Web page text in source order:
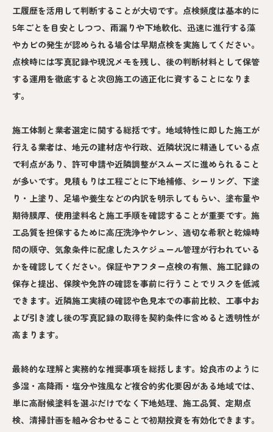
工履歴を活用して判断することが大切です。点検頻度は基本的に
5年ごとを目安としつつ、雨漏りや下地軟化、迅速に進行する藻
やカビの発生が認められる場合は早期点検を実施してください。
点検時には写真記録や現況メモを残し、後の判断材料として保管
する運用を徹底すると次回施工の適正化に資することになりま
す。
施工体制と業者選定に関する総括です。地域特性に即した施工が
行える業者は、地元の建材店や行政、近隣状況に精通している点
で利点があり、許可申請や近隣調整がスムーズに進められること
が多いです。見積もりは工程ごとに下地補修、シーリング、下塗
り・上塗り、足場や養生などの内訳を明示してもらい、塗布量や
期待膜厚、使用塗料名と施工手順を確認することが重要です。施
工品質を担保するために高圧洗浄やケレン、適切な希釈と乾燥時
間の順守、気象条件に配慮したスケジュール管理が行われている
かを確認してください。保証やアフター点検の有無、施工記録の
保存と提出、保険や免許の確認を事前に行うことでリスクを低減
できます。近隣施工実績の確認や色見本での事前比較、工事中お
よび引き渡し後の写真記録の取得を契約条件に含めると透明性が
高まります。
最終的な理解と実務的な推奨事項を総括します。姶良市のように
多湿・高降雨・塩分や強風など複合的劣化要因がある地域では、
単に高耐候塗料を選ぶだけでなく下地処理、施工品質、定期点
検、清掃計画を組み合わせることで初期投資を有効化できます。